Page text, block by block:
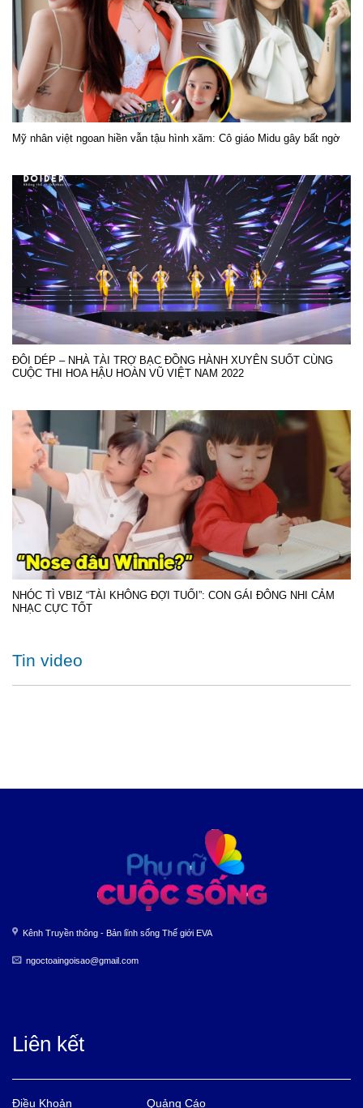
Mỹ nhân việt ngoan hiền vẫn tậu hình xăm: Cô giáo Midu gây bất ngờ
ĐÔI DÉP – NHÀ TÀI TRỢ BẠC ĐỒNG HÀNH XUYÊN SUỐT CÙNG
CUỘC THI HOA HẬU HOÀN VŨ VIỆT NAM 2022
NHÓC TÌ VBIZ “TÀI KHÔNG ĐỢI TUỔI”: CON GÁI ĐÔNG NHI CẢM
NHẠC CỰC TỐT
Tin video
Kênh Truyền thông - Bản lĩnh sống Thế giới EVA
ngoctoaingoisao@gmail.com
Liên kết
Điều Khoản Quảng Cáo